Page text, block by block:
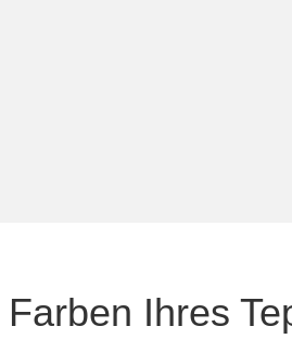
Ihres